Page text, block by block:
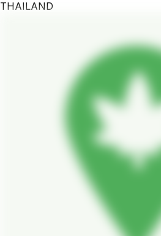
THAILAND